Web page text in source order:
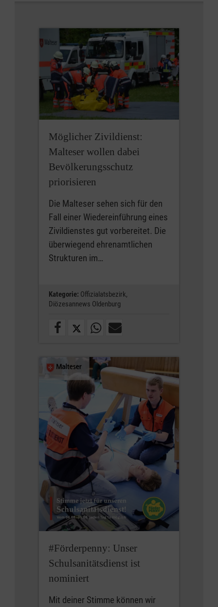
Möglicher Zivildienst:
Malteser wollen dabei
Bevölkerungsschutz
priorisieren
Die Malteser sehen sich für den
Fall einer Wiedereinführung eines
Zivildienstes gut vorbereitet. Die
überwiegend ehrenamtlichen
Strukturen im…
Kategorie: Offizialatsbezirk,
Diözesannews Oldenburg
#Förderpenny: Unser
Schulsanitätsdienst ist
nominiert
Mit deiner Stimme können wir